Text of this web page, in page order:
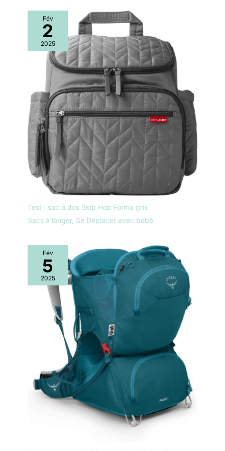
Fév
2
2025
Test : sac à dos Skip Hop Forma gris
Sacs à langer, Se Déplacer avec bébé
Fév
5
2025